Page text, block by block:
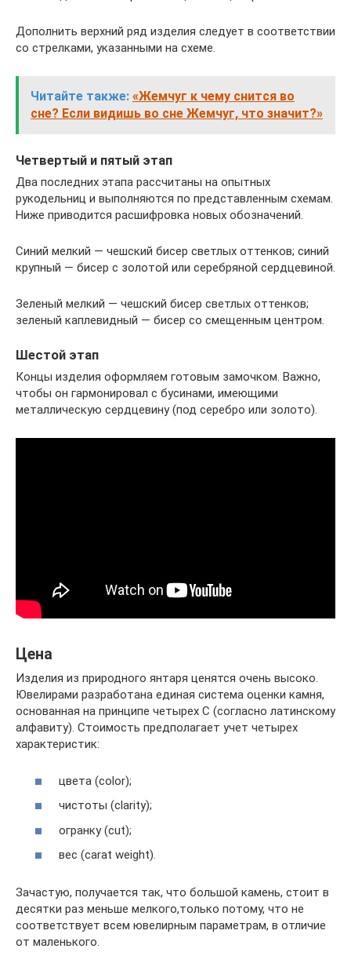
Дополнить верхний ряд изделия следует в соответствии
со стрелками, указанными на схеме.
Читайте также: «Жемчуг к чему снится во
сне? Если видишь во сне Жемчуг, что значит?»
Четвертый и пятый этап
Два последних этапа рассчитаны на опытных
рукодельниц и выполняются по представленным схемам.
Ниже приводится расшифровка новых обозначений.
Cиний мелкий — чешский бисер светлых оттенков; синий
крупный — бисер с золотой или серебряной сердцевиной.
Зеленый мелкий — чешский бисер светлых оттенков;
зеленый каплевидный — бисер со смещенным центром.
Шестой этап
Концы изделия оформляем готовым замочком. Важно,
чтобы он гармонировал с бусинами, имеющими
металлическую сердцевину (под серебро или золото).
Цена
Изделия из природного янтаря ценятся очень высоко.
Ювелирами разработана единая система оценки камня,
основанная на принципе четырех С (согласно латинскому
алфавиту). Стоимость предполагает учет четырех
характеристик:
цвета (color);
чистоты (clarity);
огранку (cut);
вес (carat weight).
Зачастую, получается так, что большой камень, стоит в
десятки раз меньше мелкого,только потому, что не
соответствует всем ювелирным параметрам, в отличие
от маленького.